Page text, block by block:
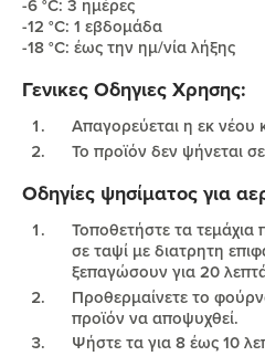
-6 °C: 3 ημέρες
-12 °C: 1 εβδομάδα
-18 °C: έως την ημ/νία λήξης
Γενικες Οδηγιες Χρησης:
Απαγορεύεται η εκ
Το προϊόν δεν ψήνεται
Οδηγίες ψησίματος για
Τοποθετήστε τα τεμάχια
σε ταψί με διατρητη
ξεπαγώσουν για 20
Προθερμαίνετε το
προϊόν να αποψυχθεί.
Ψήστε τα για 8 έως 10